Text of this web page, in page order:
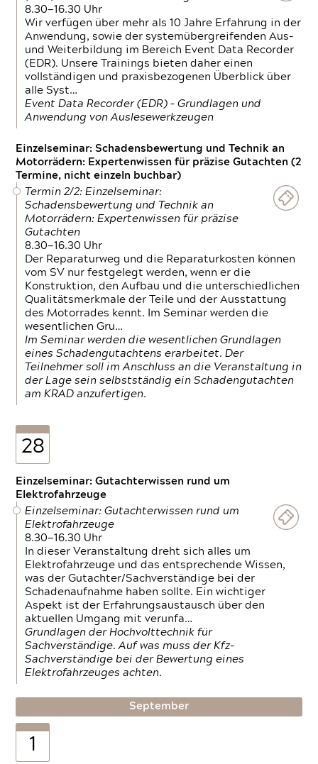
8.30—16.30 Uhr
Wir verfügen über mehr als 10 Jahre Erfahrung in der
Anwendung, sowie der systemübergreifenden Aus-
und Weiterbildung im Bereich Event Data Recorder
(EDR). Unsere Trainings bieten daher einen
vollständigen und praxisbezogenen Überblick über
alle Syst…
Event Data Recorder (EDR) – Grundlagen und
Anwendung von Auslesewerkzeugen
Einzelseminar: Schadensbewertung und Technik an
Motorrädern: Expertenwissen für präzise Gutachten (2
Termine, nicht einzeln buchbar)
Termin 2/2: Einzelseminar:
Schadensbewertung und Technik an
Motorrädern: Expertenwissen für präzise
Gutachten
8.30—16.30 Uhr
Der Reparaturweg und die Reparaturkosten können
vom SV nur festgelegt werden, wenn er die
Konstruktion, den Aufbau und die unterschiedlichen
Qualitätsmerkmale der Teile und der Ausstattung
des Motorrades kennt. Im Seminar werden die
wesentlichen Gru…
Im Seminar werden die wesentlichen Grundlagen
eines Schadengutachtens erarbeitet. Der
Teilnehmer soll im Anschluss an die Veranstaltung in
der Lage sein selbstständig ein Schadengutachten
am KRAD anzufertigen.
28
Einzelseminar: Gutachterwissen rund um
Elektrofahrzeuge
Einzelseminar: Gutachterwissen rund um
Elektrofahrzeuge
8.30—16.30 Uhr
In dieser Veranstaltung dreht sich alles um
Elektrofahrzeuge und das entsprechende Wissen,
was der Gutachter/Sachverständige bei der
Schadenaufnahme haben sollte. Ein wichtiger
Aspekt ist der Erfahrungsaustausch über den
aktuellen Umgang mit verunfa…
Grundlagen der Hochvolttechnik für
Sachverständige. Auf was muss der Kfz-
Sachverständige bei der Bewertung eines
Elektrofahrzeuges achten.
September
1